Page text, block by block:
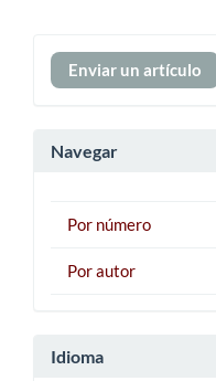
Enviar
un
Enviar un artículo
Navegar
Por número
Por autor
Idioma